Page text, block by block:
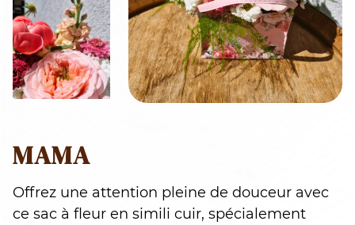
MAMA
Offrez une attention pleine de douceur avec
ce sac à fleur en simili cuir, spécialement